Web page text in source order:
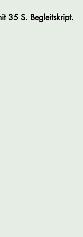
35 S. Begleitskript.